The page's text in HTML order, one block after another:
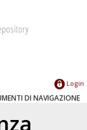
Login
DI NAVIGAZIONE